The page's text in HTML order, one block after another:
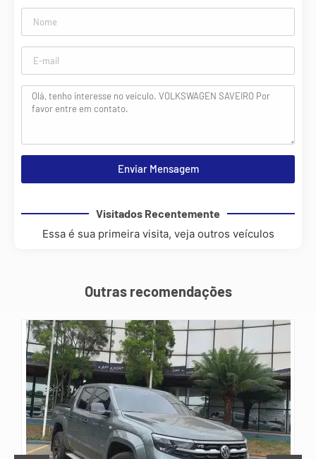
Enviar Mensagem
Visitados Recentemente
Essa é sua primeira visita, veja outros veículos
Outras recomendações